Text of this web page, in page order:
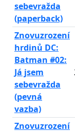
sebevražda
(paperback)
Znovuzrození
hrdinů DC:
Batman #02:
Já jsem
sebevražda
(pevná
vazba)
Znovuzrození